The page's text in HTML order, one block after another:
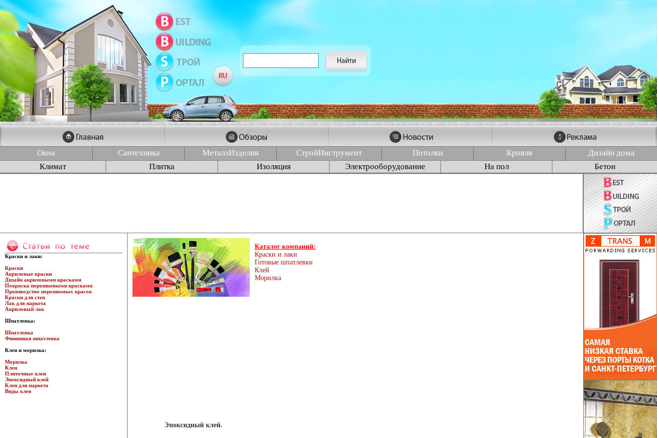
Окна Сантехника МеталлИзделия СтройИнструмент Потолки Кровля
Дизайн дома
Климат
Плитка Изоляция Электрооборудование На пол Бетон
Краски и лаки:
Краски
Акриловые краски
Дизайн акриловыми красками
Покраска порошковыми красками
Производство порошковых красок
Краски для стен
Лак для паркета
Акриловый лак
Шпатлевка:
Шпатлевка
Финишная шпатлевка
Клеи и морилка:
Морилка
Клеи
Плиточные клеи
Эпоксидный клей
Клеи для паркета
Виды клея
Каталог компаний:
Краски и лаки
Готовые шпатлевки
Клей
Морилка
Эпоксидный клей.